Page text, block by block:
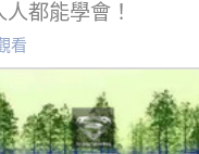
都能學會！
看